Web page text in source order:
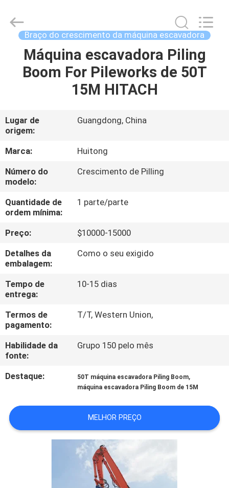
PARA
CASA
ESPETÁCULO
VR
SOBRE
NÓS
VISITA
À
FÁBRICA
CONTROLE
DE
QUALIDADE
NOTÍCIAS
SOLICITE UM
ORÇAMENTO
Huitong
Machinery
Braço do crescimento da máquina escavadora
Máquina escavadora Piling
Boom For Pileworks de 50T
15M HITACH
Lugar de
origem:
Guangdong, China
Marca:
Huitong
Número do
modelo:
Crescimento de Pilling
Quantidade de
ordem mínima:
1 parte/parte
Preço:
$10000-15000
Detalhes da
embalagem:
Como o seu exigido
Tempo de
entrega:
10-15 dias
Termos de
pagamento:
T/T, Western Union,
Habilidade da
fonte:
Grupo 150 pelo mês
Destaque: 50T máquina escavadora Piling Boom,
máquina escavadora Piling Boom de 15M
MELHOR PREÇO